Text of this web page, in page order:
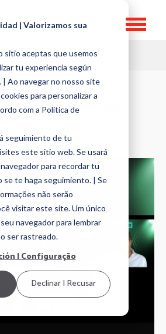
| Valorizamos sua
sitio aceptas que usemos
tu experiencia según
| Ao navegar no nosso site
para personalizar a
com a Política de
seguimiento de tu
este sitio web. Se usará
para recordar tu
se te haga seguimiento. | Se
não serão
visitar este site. Um único
navegador para lembrar
ser rastreado.
| Configuração
Declinar | Recusar